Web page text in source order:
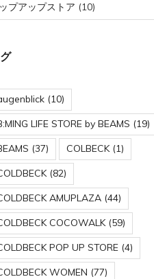
プアップストア (10)
(10)
LIFE STORE by BEAMS (19)
(37) COLBECK(1)
(82)
AMUPLAZA (44)
COCOWALK(59)
POP UP STORE (4)
WOMEN (77)